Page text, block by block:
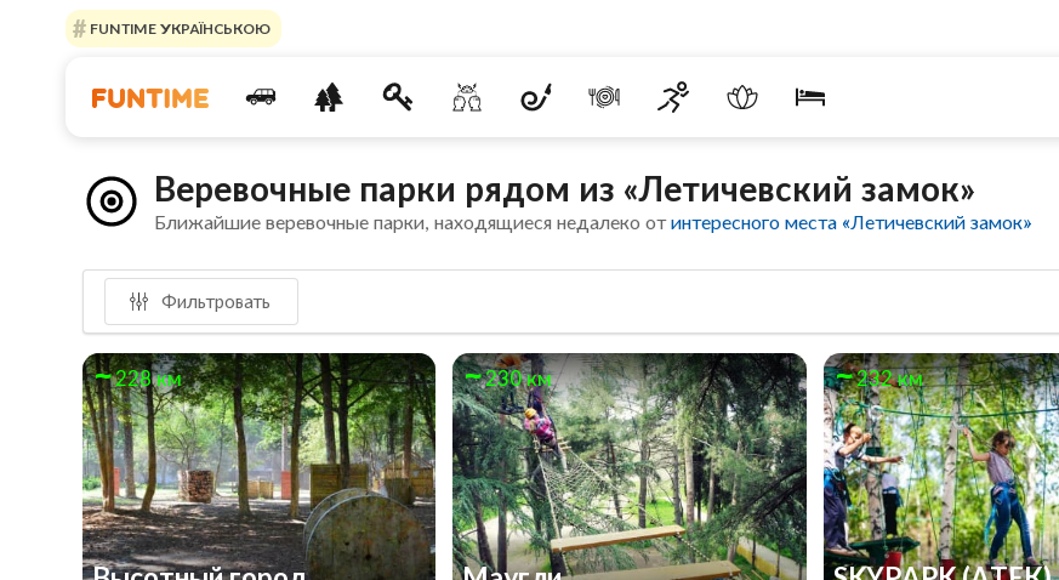
FUNTIME УКРАЇНСЬКОЮ
Веревочные парки рядом из «Летичевский замок»
Ближайшие веревочные парки, находящиеся недалеко отинтересного места «Летичевский замок»
Фильтровать
228 км 230 км 232 км